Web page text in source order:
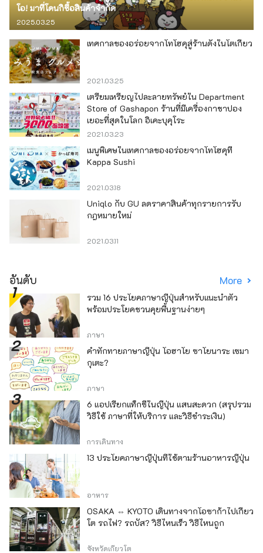
โอ! มาที่โดนกิซื้อสินค้าจำกัด
2025.03.25
เทศกาลของอร่อยจากโทโฮคุสู่ร้านดังในโตเกียว
2021.03.25
เตรียมเหรียญไปละลายทรัพย์ใน Department
Store of Gashapon ร้านที่มีเครื่องกาชาปอง
เยอะที่สุดในโลก อิเคะบุคุโระ
2021.03.23
เมนูพิเศษในเทศกาลของอร่อยจากโทโฮคุที่
Kappa Sushi
2021.03.18
Uniqlo กับ GU ลดราคาสินค้าทุกรายการรับ
กฎหมายใหม่
2021.03.11
อันดับ More
รวม 16 ประโยคภาษาญี่ปุ่นสำหรับแนะนำตัว
พร้อมประโยคชวนคุยพื้นฐานง่ายๆ
ภาษา
คำทักทายภาษาญี่ปุ่น โอฮาโย ซาโยนาระ เซมา
กุเตะ?
ภาษา
6 แอปเรียกแท็กซี่ในญี่ปุ่น แสนสะดวก (สรุปรวม
วิธีใช้ ภาษาที่ให้บริการ และวิธีชำระเงิน)
การเดินทาง
13 ประโยคภาษาญี่ปุ่นที่ใช้ตามร้านอาหารญี่ปุ่น
อาหาร
OSAKA ⇔ KYOTO เดินทางจากโอซาก้าไปเกียว
โต รถไฟ? รถบัส? วิธีไหนเร็ว วิธีไหนถูก
จังหวัดเกียวโต